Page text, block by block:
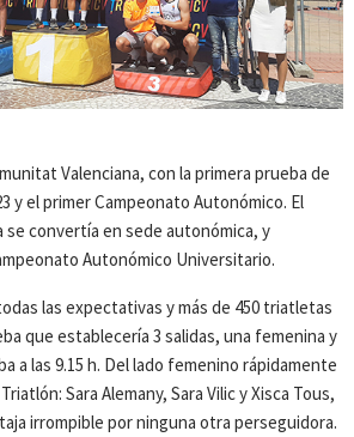
Valenciana, con la primera prueba de
y el primer Campeonato Autonómico. El
se convertía en sede autonómica, y
Autonómico Universitario.
las expectativas y más de 450 triatletas
que establecería 3 salidas, una femenina y
a las 9.15 h. Del lado femenino rápidamente
Sara Alemany, Sara Vilic y Xisca Tous,
irrompible por ninguna otra perseguidora.